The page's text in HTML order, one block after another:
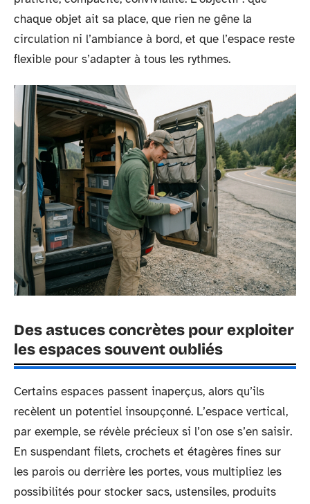
chaque objet ait sa place, que rien ne gêne la
circulation ni l’ambiance à bord, et que l’espace reste
flexible pour s’adapter à tous les rythmes.
Des astuces concrètes pour exploiter
les espaces souvent oubliés
Certains espaces passent inaperçus, alors qu’ils
recèlent un potentiel insoupçonné. L’espace vertical,
par exemple, se révèle précieux si l’on ose s’en saisir.
En suspendant filets, crochets et étagères fines sur
les parois ou derrière les portes, vous multipliez les
possibilités pour stocker sacs, ustensiles, produits